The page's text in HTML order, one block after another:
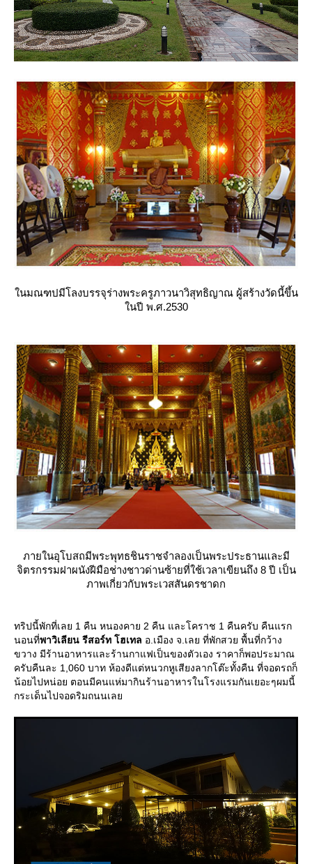
นมณฑปมีโลงบรรจุร่างพระครูภาวนาวิสุทธิญาณ ผู้สร้างวัดนี้ขึ้น
นปี พ.ศ.2530
ภายในอุโบสถมีพระพุทธชินราชจำลองเป็นพระประธานและมี
จิตรกรรมฝาผนังฝีมือช่างชาวด่านซ้ายที่ใช้เวลาเขียนถึง 8 ปี เป็น
ภาพเกี่ยวกับพระเวสสันดรชาดก
ทริปนี้พักที่เลย 1 คืน หนองคาย 2 คืน และโคราช 1 คืนครับ คืนแรก
นอนที่พาวิเลียน รีสอร์ท โฮเทล อ.เมือง จ.เลย ที่พักสวย พื้นที่กว้าง
ขวาง มีร้านอาหารและร้านกาแฟเป็นของตัวเอง ราคาก็พอประมาณ
ครับคืนละ 1,060 บาท ห้องดีแต่หนวกหูเสียงลากโต๊ะทั้งคืน ที่จอดรถก็
น้อยไปหน่อย ตอนมีคนแห่มากินร้านอาหารในโรงแรมกันเยอะๆผมนี้
กระเด็นไปจอดริมถนนเล